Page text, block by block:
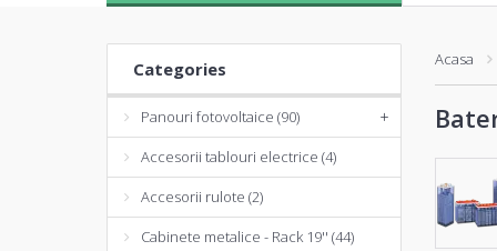
Categories
Panouri fotovoltaice (90) +
Accesorii tablouri electrice (4)
Accesorii rulote (2)
Cabinete metalice - Rack 19'' (44)
Acasa